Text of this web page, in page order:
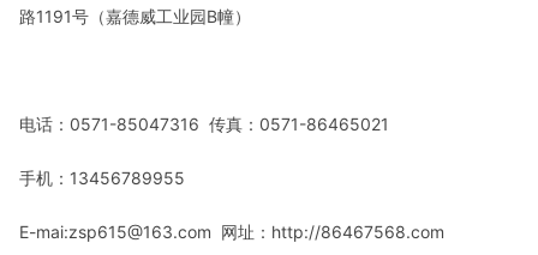
路1191号（嘉德威工业园B幢）
电话： 0571-85047316 传真： 0571-86465021
手机： 13456789955
E-mai:zsp615@163.com 网址： http://86467568.com